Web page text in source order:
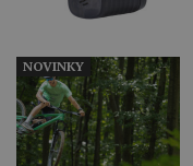
NOVINKY